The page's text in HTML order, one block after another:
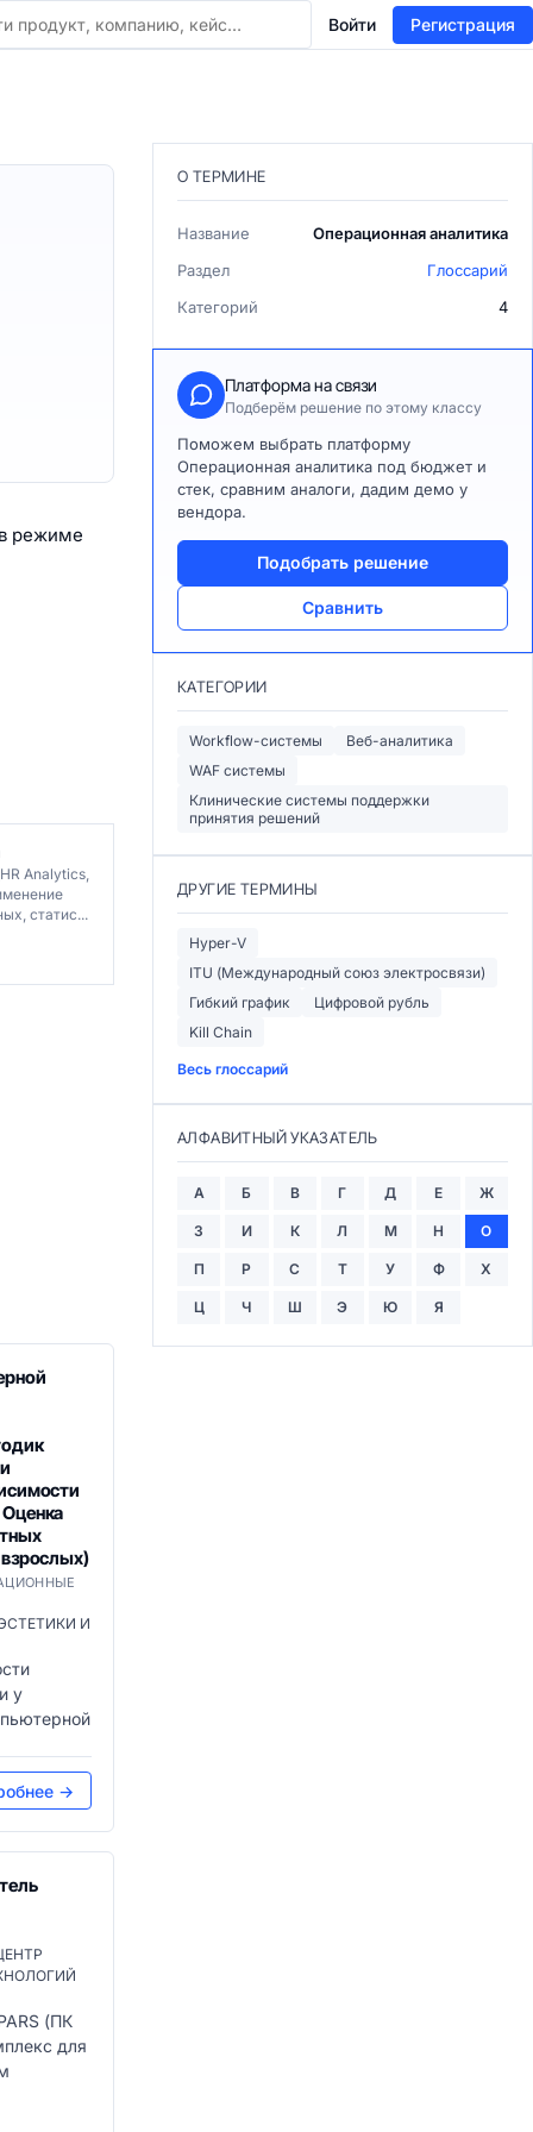
Войти Регистрация
режиме
Analytics,
статис...
И
у
→
(ПК
для
О ТЕРМИНЕ
Название
Операционная аналитика
Раздел
Глоссарий
Категорий
4
Платформа на связи
Подберём решение по этому классу
Поможем выбрать платформу
Операционная аналитика под бюджет и
стек, сравним аналоги, дадим демо у
вендора.
Подобрать решение
Сравнить
КАТЕГОРИИ
Workflow-системы
Веб-аналитика
WAF системы
Клинические системы поддержки
принятия решений
ДРУГИЕ ТЕРМИНЫ
Hyper-V
ITU (Международный союз электросвязи)
Гибкий график
Цифровой рубль
Kill Chain
Весь глоссарий
АЛФАВИТНЫЙ УКАЗАТЕЛЬ
А Б В Г Д Е Ж
З И К Л М Н О
П Р С Т У Ф Х
Ц Ч Ш Э Ю Я